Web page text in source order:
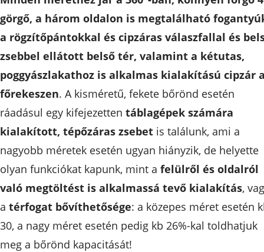
görgő, a három oldalon is megtalálható
a rögzítőpántokkal és cipzáras válaszfallal és
zsebbel ellátott belső tér, valamint a kétutas,
poggyászlakathoz is alkalmas kialakítású cipzár
főrekeszen. A kisméretű, fekete bőrönd esetén
ráadásul egy kifejezetten táblagépek számára
kialakított, tépőzáras zsebet is találunk, ami a
nagyobb méretek esetén ugyan hiányzik, de helyette
olyan funkciókat kapunk, mint a felülről és oldalról
való megtöltést is alkalmassá tevő kialakítás,
a térfogat bővíthetősége: a közepes méret esetén
30, a nagy méret esetén pedig kb 26%-kal toldhatjuk
meg a bőrönd kapacitását!